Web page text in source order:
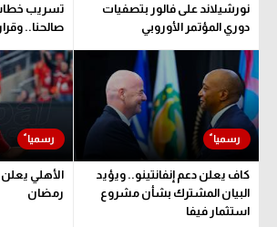
نورشيلاند على فالور بتصفيات
دوري المؤتمر الأوروبي
تسريب
صالحنا..
كاف يعلن دعم إنفانتينو.. ويؤيد
البيان المشترك بشأن مشروع
استثمار فيفا
الأهلي
رمضان